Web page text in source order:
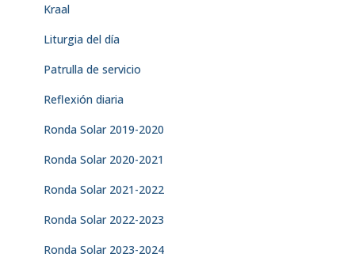
Kraal
Liturgia del día
Patrulla de servicio
Reflexión diaria
Ronda Solar 2019-2020
Ronda Solar 2020-2021
Ronda Solar 2021-2022
Ronda Solar 2022-2023
Ronda Solar 2023-2024